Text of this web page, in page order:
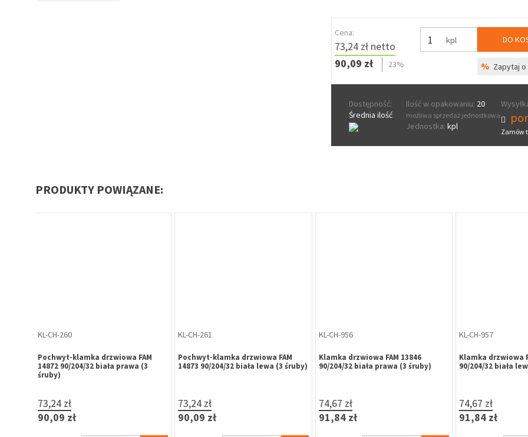
Cena:
73,24 zł netto
90,09 zł
23%
kpl DO
% Zapytaj
Dostępność:
Średnia ilość
Ilość w opakowaniu: 20
możliwa sprzedaż jednostkowa
Jednostka: kpl
Zamów
PRODUKTY POWIĄZANE:
KL-CH-119
Pochwyt-klamka drzwiowa FAM
13941 92/204/32 biała prawa (3
śruby)
73,24 zł
90,09 zł
KL-CH-116
Pochwyt-klamka drzwiowa FAM
13943 92/204/32 biała lewa (3 śruby)
73,24 zł
90,09 zł